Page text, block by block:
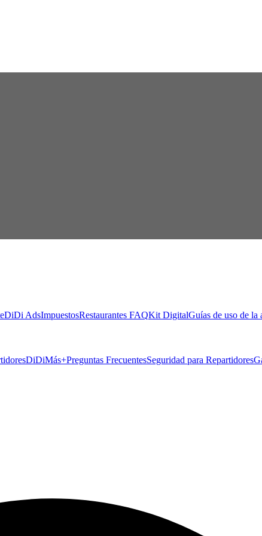
DiDi AdsImpuestosRestaurantes FAQKit DigitalGuías de uso de la
DiDiMás+Preguntas FrecuentesSeguridad para Repartidores